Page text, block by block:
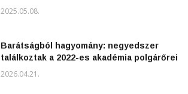
2025.05.08.
Barátságból hagyomány: negyedszer
találkoztak a 2022-es akadémia polgárőrei
2026.04.21.